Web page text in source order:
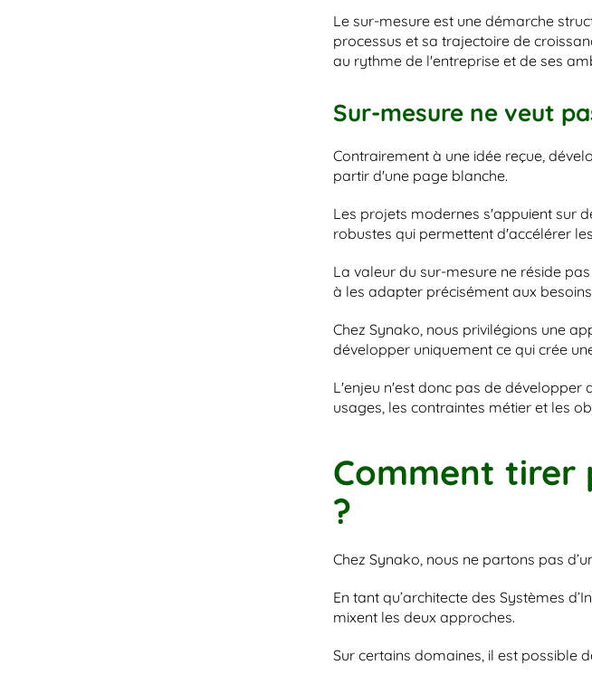
Le sur-mesure est une démarche
processus et sa trajectoire de
au rythme de l'entreprise et de ses
Sur-mesure ne veut
Contrairement à une idée reçue,
partir d'une page blanche.
Les projets modernes s'appuient sur
robustes qui permettent d'accélérer
La valeur du sur-mesure ne réside
à les adapter précisément aux
Chez Synako, nous privilégions une
développer uniquement ce qui crée
L'enjeu n'est donc pas de développer
usages, les contraintes métier et les
Comment tirer
?
Chez Synako, nous ne partons pas
En tant qu’architecte des Systèmes
mixent les deux approches.
Sur certains domaines, il est possible